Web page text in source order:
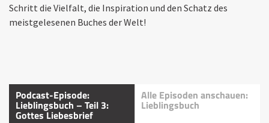
Schritt die Vielfalt, die Inspiration und den Schatz des
meistgelesenen Buches der Welt!
Podcast-Episode:
Lieblingsbuch – Teil 3:
Gottes Liebesbrief
Alle Episoden anschauen:
Lieblingsbuch